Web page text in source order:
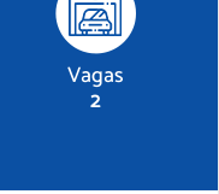
Vagas
2